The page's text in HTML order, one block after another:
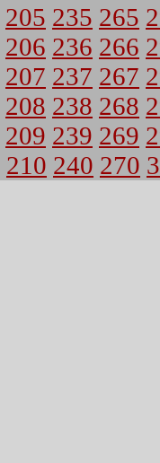
205 235 265
206 236 266
207 237 267
208 238 268
209 239 269
210 240 270